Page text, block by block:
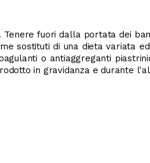
fuori dalla portata dei
sostituti di una dieta variata
o antiaggreganti
in gravidanza e durante